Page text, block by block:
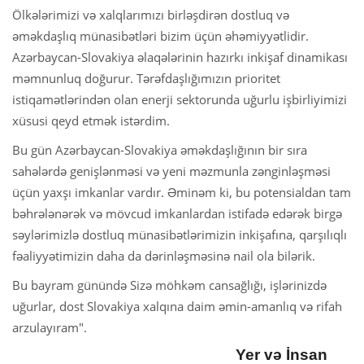
Ölkələrimizi və xalqlarımızı birləşdirən dostluq və
əməkdaşlıq münasibətləri bizim üçün əhəmiyyətlidir.
Azərbaycan-Slovakiya əlaqələrinin hazırkı inkişaf dinamikası
məmnunluq doğurur. Tərəfdaşlığımızın prioritet
istiqamətlərindən olan enerji sektorunda uğurlu işbirliyimizi
xüsusi qeyd etmək istərdim.
Bu gün Azərbaycan-Slovakiya əməkdaşlığının bir sıra
sahələrdə genişlənməsi və yeni məzmunla zənginləşməsi
üçün yaxşı imkanlar vardır. Əminəm ki, bu potensialdan tam
bəhrələnərək və mövcud imkanlardan istifadə edərək birgə
səylərimizlə dostluq münasibətlərimizin inkişafına, qarşılıqlı
fəaliyyətimizin daha da dərinləşməsinə nail ola bilərik.
Bu bayram günündə Sizə möhkəm cansağlığı, işlərinizdə
uğurlar, dost Slovakiya xalqına daim əmin-amanlıq və rifah
arzulayıram".
Yer və İnsan